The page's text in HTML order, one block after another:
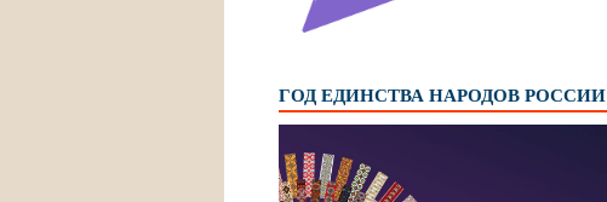
ГОД ЕДИНСТВА НАРОДОВ РОССИИ